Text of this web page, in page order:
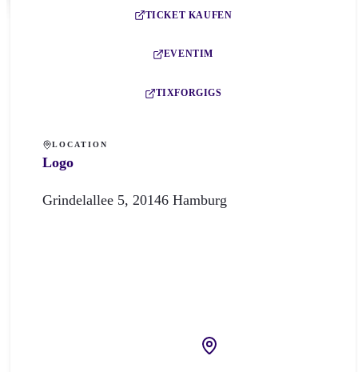
TICKET KAUFEN
EVENTIM
TIXFORGIGS
LOCATION
Logo
Grindelallee 5, 20146 Hamburg